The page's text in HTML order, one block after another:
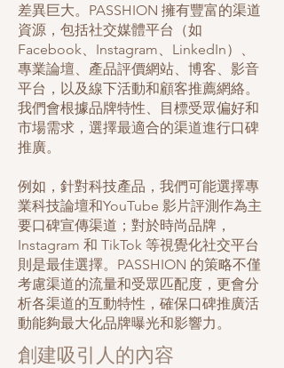
差異巨大。PASSHION 擁有豐富的渠道
資源，包括社交媒體平台（如
Facebook、Instagram、LinkedIn）、
專業論壇、產品評價網站、博客、影音
平台，以及線下活動和顧客推薦網絡。
我們會根據品牌特性、目標受眾偏好和
市場需求，選擇最適合的渠道進行口碑
推廣。
例如，針對科技產品，我們可能選擇專
業科技論壇和YouTube 影片評測作為主
要口碑宣傳渠道；對於時尚品牌，
Instagram 和 TikTok 等視覺化社交平台
則是最佳選擇。PASSHION 的策略不僅
考慮渠道的流量和受眾匹配度，更會分
析各渠道的互動特性，確保口碑推廣活
動能夠最大化品牌曝光和影響力。
創建吸引人的內容